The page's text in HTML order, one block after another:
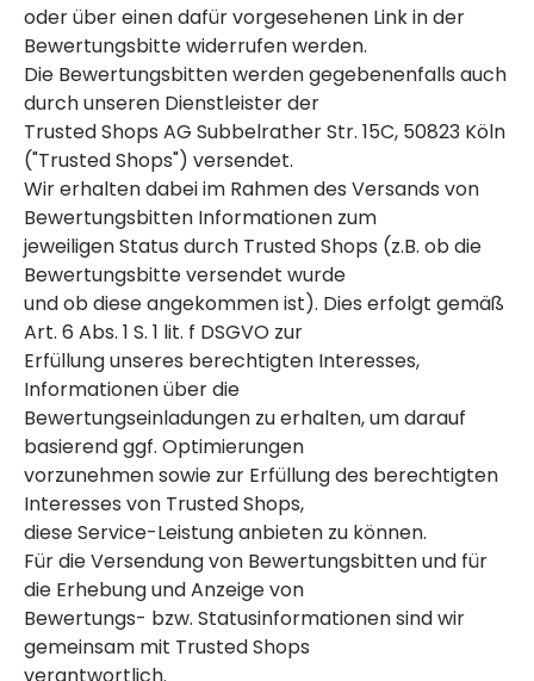
oder über einen dafür vorgesehenen Link in der
Bewertungsbitte widerrufen werden.
Die Bewertungsbitten werden gegebenenfalls auch
durch unseren Dienstleister der
Trusted Shops AG Subbelrather Str. 15C, 50823 Köln
("Trusted Shops") versendet.
Wir erhalten dabei im Rahmen des Versands von
Bewertungsbitten Informationen zum
jeweiligen Status durch Trusted Shops (z.B. ob die
Bewertungsbitte versendet wurde
und ob diese angekommen ist). Dies erfolgt gemäß
Art. 6 Abs. 1 S. 1 lit. f DSGVO zur
Erfüllung unseres berechtigten Interesses,
Informationen über die
Bewertungseinladungen zu erhalten, um darauf
basierend ggf. Optimierungen
vorzunehmen sowie zur Erfüllung des berechtigten
Interesses von Trusted Shops,
diese Service-Leistung anbieten zu können.
Für die Versendung von Bewertungsbitten und für
die Erhebung und Anzeige von
Bewertungs- bzw. Statusinformationen sind wir
gemeinsam mit Trusted Shops